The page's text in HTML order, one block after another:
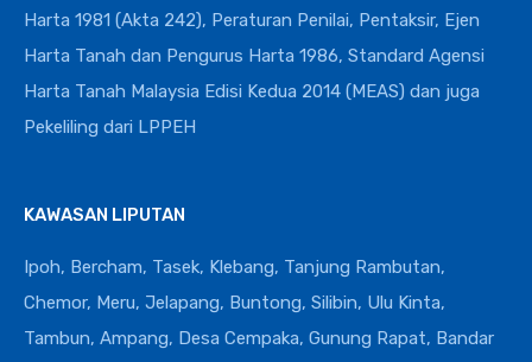
Harta 1981 (Akta 242), Peraturan Penilai, Pentaksir, Ejen
Harta Tanah dan Pengurus Harta 1986, Standard Agensi
Harta Tanah Malaysia Edisi Kedua 2014 (MEAS) dan juga
Pekeliling dari LPPEH
KAWASAN LIPUTAN
Ipoh, Bercham, Tasek, Klebang, Tanjung Rambutan,
Chemor, Meru, Jelapang, Buntong, Silibin, Ulu Kinta,
Tambun, Ampang, Desa Cempaka, Gunung Rapat, Bandar